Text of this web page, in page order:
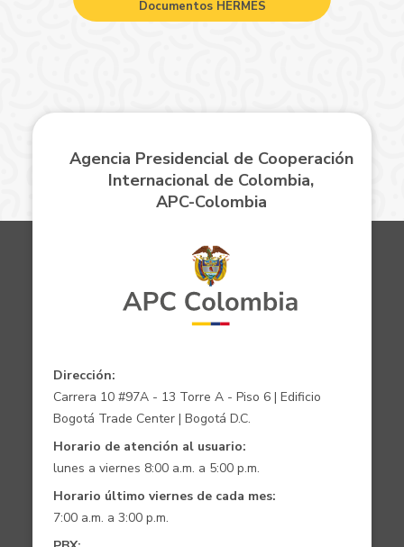
Documentos HERMES
Agencia Presidencial de Cooperación
Internacional de Colombia,
APC-Colombia
Dirección:
Carrera 10 #97A - 13 Torre A - Piso 6 | Edificio
Bogotá Trade Center | Bogotá D.C.
Horario de atención al usuario:
lunes a viernes 8:00 a.m. a 5:00 p.m.
Horario último viernes de cada mes:
7:00 a.m. a 3:00 p.m.